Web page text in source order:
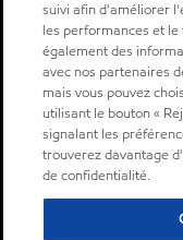
suivi afin d'améliorer
les performances et
également des
avec nos partenaires
mais vous pouvez
utilisant le bouton «
signalant les
trouverez davantage
de confidentialité.